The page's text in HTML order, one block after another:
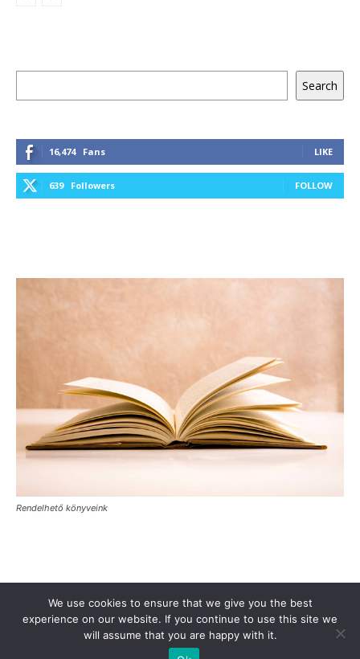
Search
16,474 Fans LIKE
639 Followers FOLLOW
Rendelhető könyveink
Támogasd a Türkinfót! Kiadványaink
Médiaajánlat
Impresszum
Adatkezelési Tájékoztató ÁSZF
Alapítvány
Rólunk
Kapcsolat
We use cookies to ensure that we give you the best
experience on our website. If you continue to use this site we
will assume that you are happy with it.